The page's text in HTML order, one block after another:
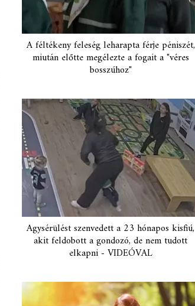
A féltékeny feleség leharapta férje péniszét,
miután előtte megélezte a fogait a "véres
bosszúhoz"
Agysérülést szenvedett a 23 hónapos kisfiú,
akit feldobott a gondozó, de nem tudott
elkapni - VIDEÓVAL